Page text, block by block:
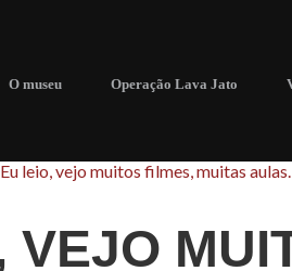
O museu Operação Lava Jato
leio, vejo muitos filmes, muitas
VEJO